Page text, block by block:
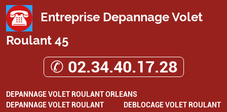
Entreprise Depannage Volet
Roulant 45
✆ 02.34.40.17.28
DEPANNAGE VOLET ROULANT ORLEANS
DEPANNAGE VOLET ROULANT
DEBLOCAGE VOLET ROULANT